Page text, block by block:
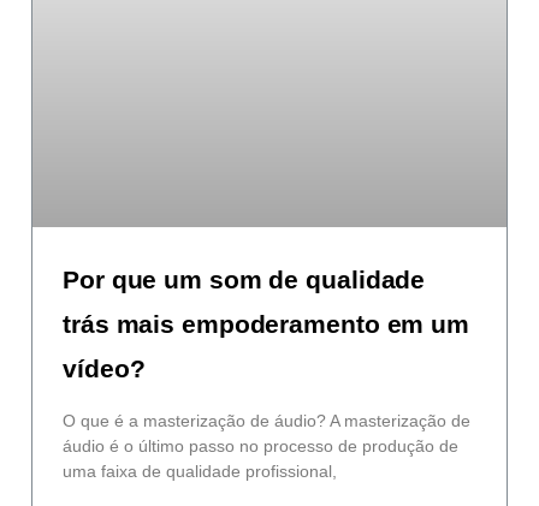
Por que um som de qualidade
trás mais empoderamento em um
vídeo?
O que é a masterização de áudio? A masterização de
áudio é o último passo no processo de produção de
uma faixa de qualidade profissional,